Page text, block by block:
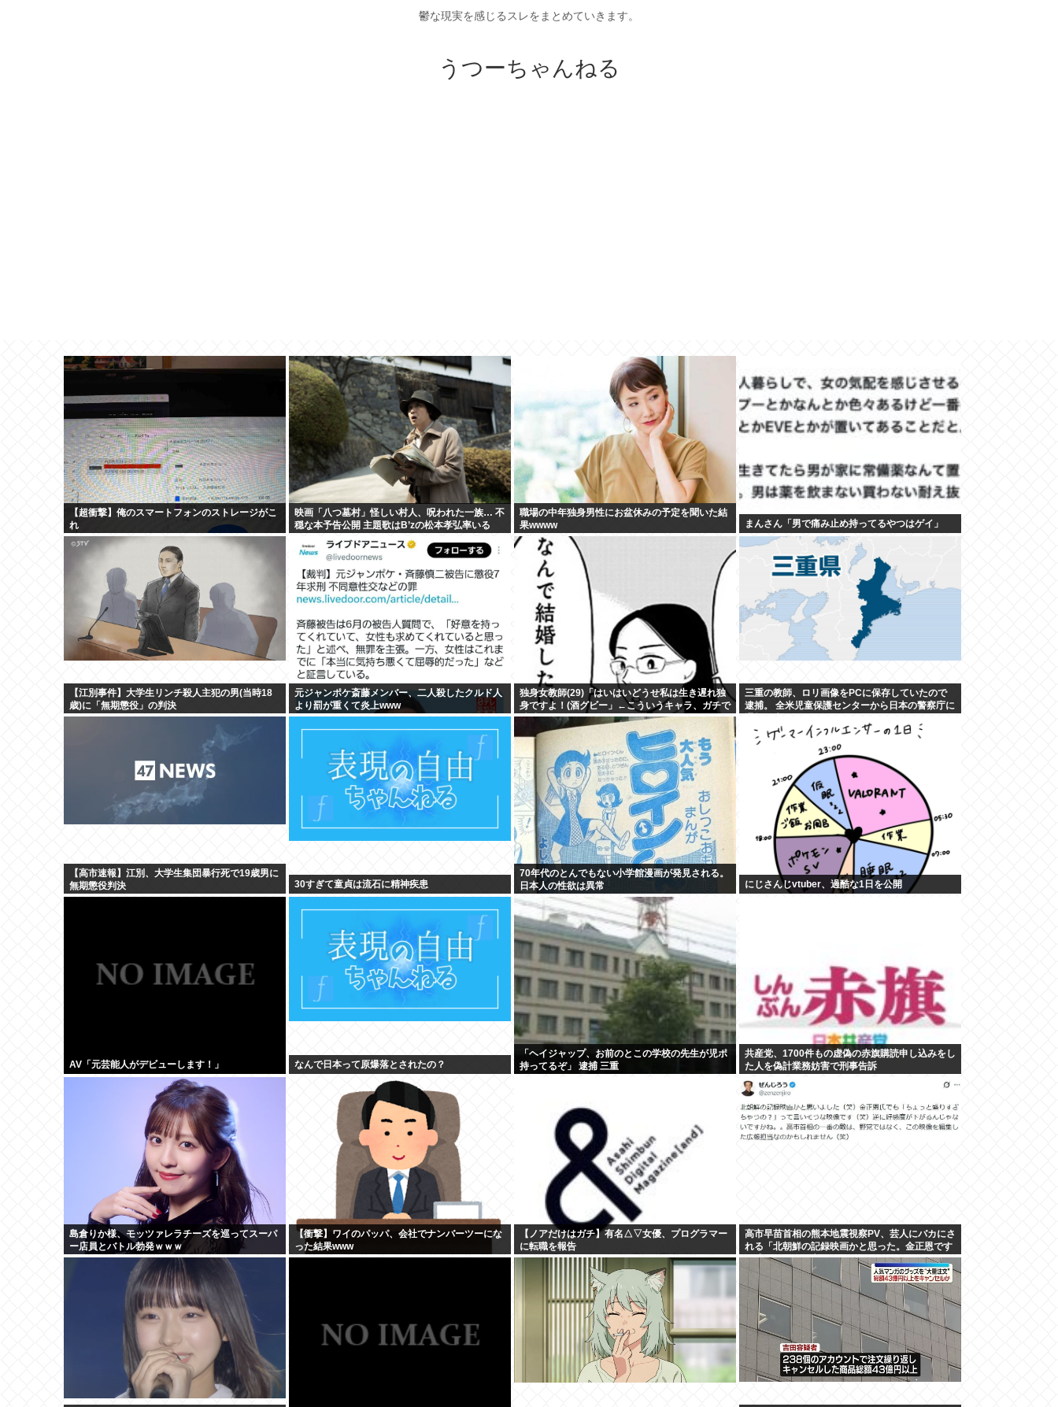
鬱な現実を感じるスレをまとめていきます。
うつーちゃんねる
【超衝撃】俺のスマートフォンのストレージがこ
れ
映画「八つ墓村」怪しい村人、呪われた一族… 不
穏な本予告公開 主題歌はB’zの松本孝弘率いる
職場の中年独身男性にお盆休みの予定を聞いた結
果wwww
まんさん「男で痛み止め持ってるやつはゲイ」
【江別事件】大学生リンチ殺人主犯の男(当時18
歳)に「無期懲役」の判決
元ジャンポケ斎藤メンバー、二人殺したクルド人
より罰が重くて炎上www
独身女教師(29)「はいはいどうせ私は生き遅れ独
身ですよ！(酒グビー」←こういうキャラ、ガチで
消滅する
三重の教師、ロリ画像をPCに保存していたので
逮捕。 全米児童保護センターから日本の警察庁に
【高市速報】江別、大学生集団暴行死で19歳男に
無期懲役判決
30すぎて童貞は流石に精神疾患
70年代のとんでもない小学館漫画が発見される。
日本人の性欲は異常
にじさんじvtuber、過酷な1日を公開
AV「元芸能人がデビューします！」 なんで日本って原爆落とされたの？
「ヘイジャップ、お前のとこの学校の先生が児ポ
持ってるぞ」 逮捕 三重
共産党、1700件もの虚偽の赤旗購読申し込みをし
た人を偽計業務妨害で刑事告訴
島倉りか様、モッツァレラチーズを巡ってスーパ
ー店員とバトル勃発ｗｗｗ
【衝撃】ワイのパッパ、会社でナンバーツーにな
った結果www
【ノアだけはガチ】有名△▽女優、プログラマー
に転職を報告
高市早苗首相の熊本地震視察PV、芸人にバカにさ
れる「北朝鮮の記録映画かと思った。金正恩です
ら盛りすぎって言うぞ」